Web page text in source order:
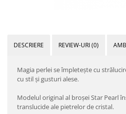
DESCRIERE REVIEW-URI(0)
Magia perlei se împleteşte cu
cu stil şi gusturi alese.
Modelul original al broşei Star Pearl
translucide ale pietrelor de cristal.